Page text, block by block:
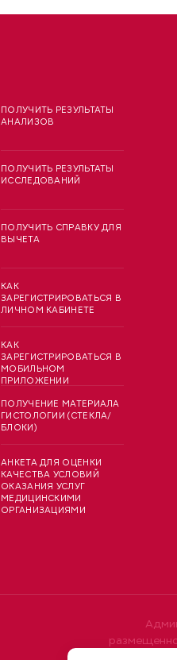
ПОЛУЧИТЬ РЕЗУЛЬТАТЫ
АНАЛИЗОВ
ПОЛУЧИТЬ РЕЗУЛЬТАТЫ
ИССЛЕДОВАНИЙ
ПОЛУЧИТЬ СПРАВКУ ДЛЯ
ВЫЧЕТА
КАК
ЗАРЕГИСТРИРОВАТЬСЯ В
ЛИЧНОМ КАБИНЕТЕ
КАК
ЗАРЕГИСТРИРОВАТЬСЯ В
МОБИЛЬНОМ
ПРИЛОЖЕНИИ
ПОЛУЧЕНИЕ МАТЕРИАЛА
ГИСТОЛОГИИ (СТЕКЛА/
БЛОКИ)
АНКЕТА ДЛЯ ОЦЕНКИ
КАЧЕСТВА УСЛОВИЙ
ОКАЗАНИЯ УСЛУГ
МЕДИЦИНСКИМИ
ОРГАНИЗАЦИЯМИ